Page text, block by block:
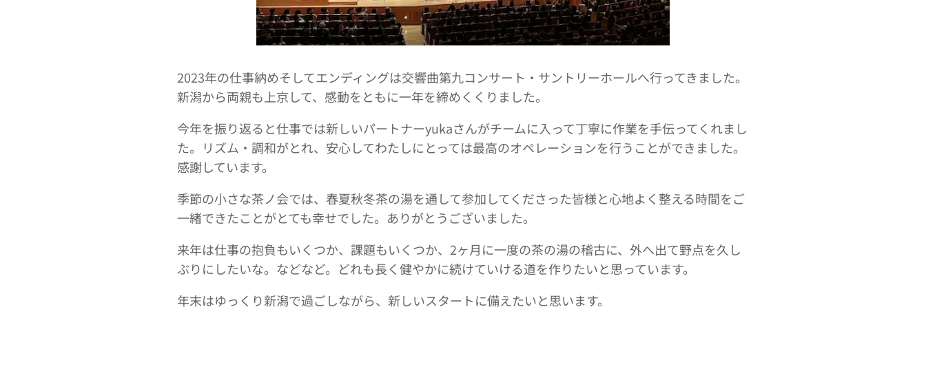
2023年の仕事納めそしてエンディングは交響曲第九コンサート・サントリーホールへ行ってきました。
新潟から両親も上京して、感動をともに一年を締めくくりました。
今年を振り返ると仕事では新しいパートナーyukaさんがチームに入って丁寧に作業を手伝ってくれまし
た。リズム・調和がとれ、安心してわたしにとっては最高のオペレーションを行うことができました。
感謝しています。
季節の小さな茶ノ会では、春夏秋冬茶の湯を通して参加してくださった皆様と心地よく整える時間をご
一緒できたことがとても幸せでした。ありがとうございました。
来年は仕事の抱負もいくつか、課題もいくつか、2ヶ月に一度の茶の湯の稽古に、外へ出て野点を久し
ぶりにしたいな。などなど。どれも長く健やかに続けていける道を作りたいと思っています。
年末はゆっくり新潟で過ごしながら、新しいスタートに備えたいと思います。